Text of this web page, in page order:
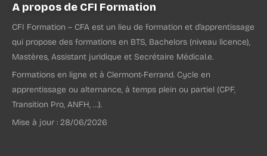
A propos de CFI Formation
CFI Formation – CFA est un lieu de formation et d’apprentissage
qui propose des formations en BTS, Bachelors (niveau licence),
Mastères, Assistant juridique et Secrétaire Médical.e.
Formations en ligne et à Clermont-Ferrand. Cycle en
apprentissage ou alternance, à temps plein ou partiel (CPF,
Transition Pro, ANFH, …).
Mise à jour : 28/06/2026